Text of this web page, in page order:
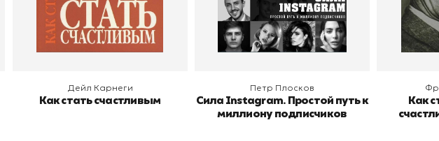
В корзину
Дейл Карнеги
Как стать счастливым
В корзину
Петр Плосков
Сила Instagram. Простой путь к
миллиону подписчиков
В
Как